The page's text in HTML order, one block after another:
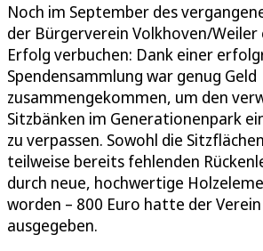
Noch im September des
der Bürgerverein Volkhoven/Weiler
Erfolg verbuchen: Dank einer
Spendensammlung war genug Geld
zusammengekommen, um den
Sitzbänken im Generationenpark
zu verpassen. Sowohl die
teilweise bereits fehlenden
durch neue, hochwertige
worden – 800 Euro hatte der
ausgegeben.